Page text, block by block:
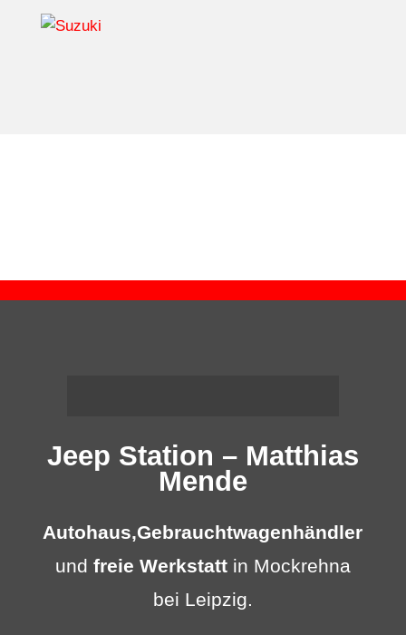
Jeep Station – Matthias
Mende
Autohaus,Gebrauchtwagenhändler
und freie Werkstattin Mockrehna
bei Leipzig.